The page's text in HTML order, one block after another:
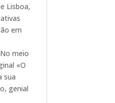
Lisboa,
em
meio
«O
sua
genial